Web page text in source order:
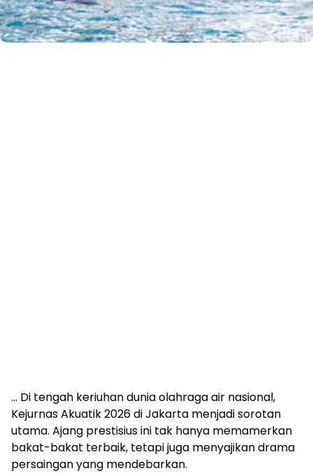
… Di tengah keriuhan dunia olahraga air nasional,
Kejurnas Akuatik 2026 di Jakarta menjadi sorotan
utama. Ajang prestisius ini tak hanya memamerkan
bakat-bakat terbaik, tetapi juga menyajikan drama
persaingan yang mendebarkan.